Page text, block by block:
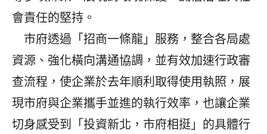
會責任的堅持。
市府透過「招商一條龍」服務，整合各局處
資源、強化橫向溝通協調，並有效加速行政審
查流程，使企業於去年順利取得使用執照，展
現市府與企業攜手並進的執行效率，也讓企業
切身感受到「投資新北，市府相挺」的具體行